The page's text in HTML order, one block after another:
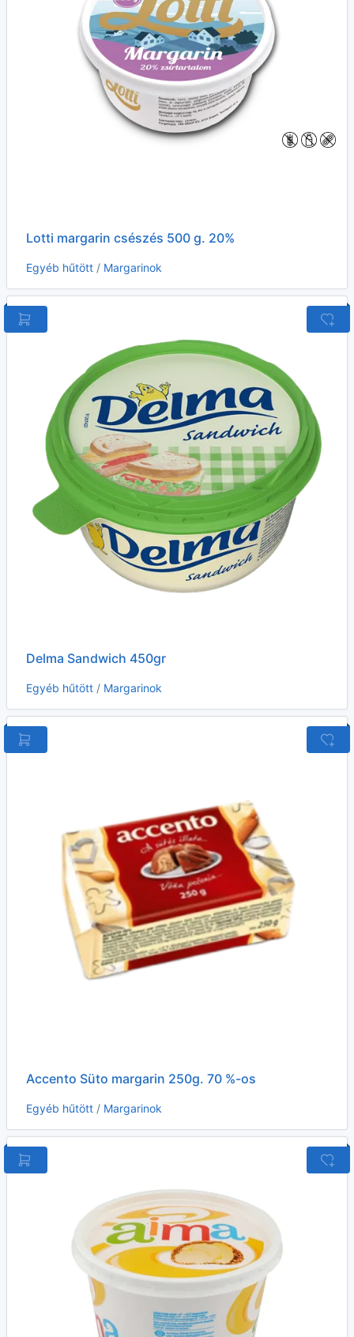
Lotti margarin csészés 500 g. 20%
Egyéb hűtött / Margarinok
Delma Sandwich 450gr
Egyéb hűtött / Margarinok
Accento Süto margarin 250g. 70 %-os
Egyéb hűtött / Margarinok